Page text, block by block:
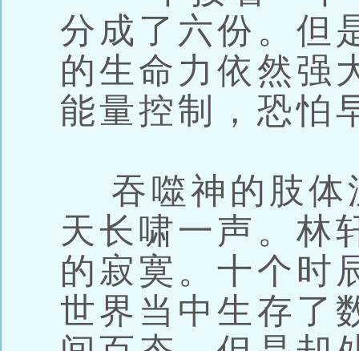
分成了六份。但
的生命力依然强
能量控制，恐怕
吞噬神的肢体
天长啸一声。林
的寂寞。十个时
世界当中生存了